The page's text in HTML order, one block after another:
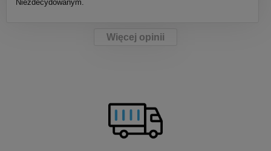
Niezdecydowanym.
Więcej opinii